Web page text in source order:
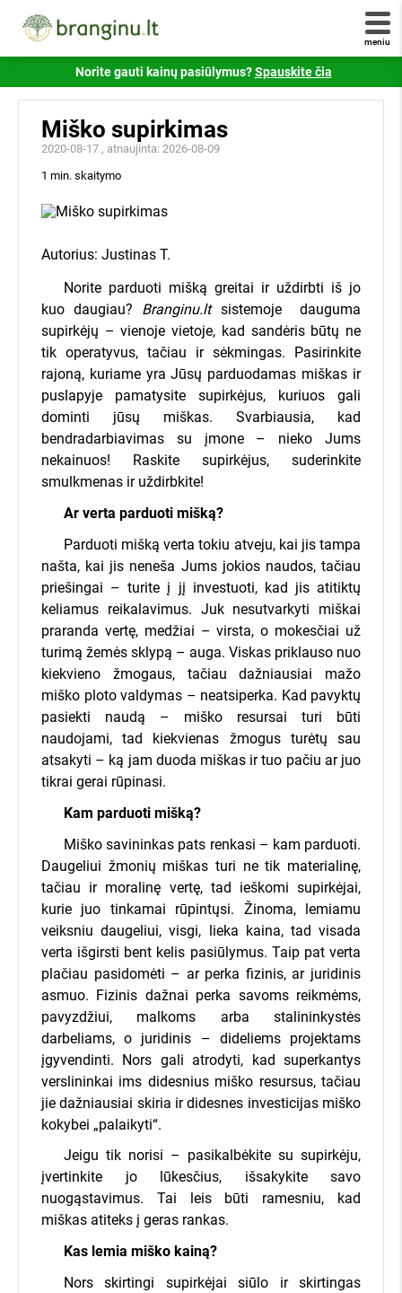
meniu
Miško supirkimas
2020-08-17 , atnaujinta: 2026-08-09
1 min. skaitymo
Autorius: Justinas T.
Norite parduoti mišką greitai ir uždirbti iš jo
kuo daugiau? Branginu.ltsistemoje dauguma
supirkėjų – vienoje vietoje, kad sandėris būtų ne
tik operatyvus, tačiau ir sėkmingas. Pasirinkite
rajoną, kuriame yra Jūsų parduodamas miškas ir
puslapyje pamatysite supirkėjus, kuriuos gali
dominti jūsų miškas. Svarbiausia, kad
bendradarbiavimas su įmone – nieko Jums
nekainuos! Raskite supirkėjus, suderinkite
smulkmenas ir uždirbkite!
Ar verta parduoti mišką?
Parduoti mišką verta tokiu atveju, kai jis tampa
našta, kai jis neneša Jums jokios naudos, tačiau
priešingai – turite į jį investuoti, kad jis atitiktų
keliamus reikalavimus. Juk nesutvarkyti miškai
praranda vertę, medžiai – virsta, o mokesčiai už
turimą žemės sklypą – auga. Viskas priklauso nuo
kiekvieno žmogaus, tačiau dažniausiai mažo
miško ploto valdymas – neatsiperka. Kad pavyktų
pasiekti naudą – miško resursai turi būti
naudojami, tad kiekvienas žmogus turėtų sau
atsakyti – ką jam duoda miškas ir tuo pačiu ar juo
tikrai gerai rūpinasi.
Kam parduoti mišką?
Miško savininkas pats renkasi – kam parduoti.
Daugeliui žmonių miškas turi ne tik materialinę,
tačiau ir moralinę vertę, tad ieškomi supirkėjai,
kurie juo tinkamai rūpintųsi. Žinoma, lemiamu
veiksniu daugeliui, visgi, lieka kaina, tad visada
verta išgirsti bent kelis pasiūlymus. Taip pat verta
plačiau pasidomėti – ar perka fizinis, ar juridinis
asmuo. Fizinis dažnai perka savoms reikmėms,
pavyzdžiui, malkoms arba stalininkystės
darbeliams, o juridinis – dideliems projektams
įgyvendinti. Nors gali atrodyti, kad superkantys
verslininkai ims didesnius miško resursus, tačiau
jie dažniausiai skiria ir didesnes investicijas miško
kokybei „palaikyti“.
Jeigu tik norisi – pasikalbėkite su supirkėju,
įvertinkite jo lūkesčius, išsakykite savo
nuogąstavimus. Tai leis būti ramesniu, kad
miškas atiteks į geras rankas.
Kas lemia miško kainą?
Nors skirtingi supirkėjai siūlo ir skirtingas
Norite gauti kainų pasiūlymus? Spauskite čia
Visi atsiliepimai yra tikri ir patikrinti Valstybinės
vartotojų teisių apsaugos tarnybos.
Nekilnojamojo turto išraše. Numeris turėtų atrodyti
panašus į šį -234/0001:0001
nežinote - jį galite sužinote susisiekęregistrucentras.lt
Šiuo klausimu taip pat galite susisiekti su mumis!
Jūsų el. paštas
Susipažinau ir sutinku su
taisyklėmis
Klausiate, kaip tai veikia?
Užpildykite kairėje pusėje esančią
užklausą, įvesdami savo miško
sklypo kadastrinį numerį bei savo
kontaktus.
Pateiksime ir išsiųsime Jūsų
miško pasiūlymą daugiau nei 400
įmonių visoje Lietuvoje.
Įmonės, kurioms Jūsų miškas
aktualus, sistemoje pateiks savo
kainas, o visą informaciją apie jų
kainų pasiūlymus iškart gausite
el. paštu, bei SMS žinutėmis!
×
Užpildykite šią užklausą ir
pradėkite gauti pasiūlymus!
+ pridėti daugiau kadastrinių
Susipažinau ir sutinku suBranginu.lt
taisyklėmis
,privatumo politikair jų laikysiuos.
GAUTI KAINŲ PASIŪLYMUS
Miško savininkams - nemokamai!
7 dienas įmonės varžysis dėl Jūsų miško
Kainų pasiūlymus gausite SMS žinute
Jokių įsipareigojimų parduoti
Daugiau nei 400 miškininkystės įmonių
apie mus kalba: